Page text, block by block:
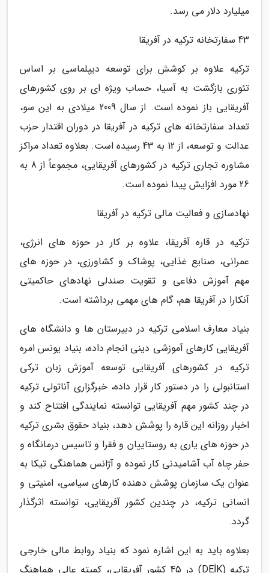
میلیارد دلار می رسد.
43 سفارتخانه ترکیه در آفریقا
ترکیه علاوه بر کوشش برای توسعه دیپلماسی بر اساس
تئوری بازگشت به آسیا، حساب ویژه ای بر روی کشورهای
آفریقایی باز نموده است. از سال 2009 میلادی به این سو،
تعداد سفارتخانه های ترکیه در آفریقا در دوران اقتدار حزب
عدالت و توسعه، از 12 به 43 رسیده است. بعلاوه تعداد مراکز
مشاوره تجاری ترکیه در کشورهای آفریقایی، مجموعاً از 8 به
26 مورد افزایش پیدا نموده است.
نهادسازی و فعالیت مالی ترکیه در آفریقا
ترکیه در قاره آفریقا، علاوه بر کار در حوزه های انرژی،
عمرانی، صنایع غذایی، پوشاک و کشاورزی، در حوزه های
مهم آموزش دفاعی و تقویت صندلی نهادهای حاکمیتی
آنکارا در آفریقا هم، گام های مهمی برداشته است.
بنیاد معارف اسلامی ترکیه در دبیرستان ها و دانشگاه های
آفریقایی کارهای آموزشی دینی انجام داده، بنیاد یونس امره
ترکیه در کشورهای آفریقایی توسعه آموزش زبان ترکی
استانبولی را در دستور کار قرار داده، خبرگزاری آناتولی ترکیه
در چند کشور مهم آفریقایی توانسته نمایندگی افتتاح کند و
اخبار روزانه این قاره را پوشش دهد، بنیاد حقوق بشری ترکیه
در حوزه های یاری به روستاییان و فقرا و تاسیس درمانگاه و
حفر چاه آب آشامیدنی کار نموده و آژانس هماهنگی تیکا به
عنوان یک سازمان پوشش دهنده کارهای سیاسی، امنیتی و
انسانی ترکیه، در چندین کشور آفریقایی، توانسته اثرگذار
گردد.
بعلاوه باید به این اشاره نمود که بنیاد روابط مالی خارجی
ترکیه (DEİK) در 45 کشور آفریقایی، کمیته عالی هماهنگ